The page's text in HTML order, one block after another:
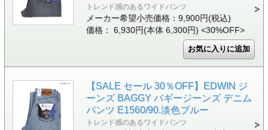
トレンド感のあるワイドパンツ
メーカー希望小売価格：9,900円(税込)
価格： 6,930円(本体 6,300円) <30%OFF>
【SALE セール 30％OFF】EDWIN ジ
ーンズ BAGGY バギージーンズ デニム
パンツ E1560/90.淡色ブルー
トレンド感のあるワイドパンツ